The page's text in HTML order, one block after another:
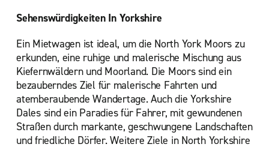
Sehenswürdigkeiten In Yorkshire
Ein Mietwagen ist ideal, um die North York Moors zu
erkunden, eine ruhige und malerische Mischung aus
Kiefernwäldern und Moorland. Die Moors sind ein
bezauberndes Ziel für malerische Fahrten und
atemberaubende Wandertage. Auch die Yorkshire
Dales sind ein Paradies für Fahrer, mit gewundenen
Straßen durch markante, geschwungene Landschaften
und friedliche Dörfer. Weitere Ziele in North Yorkshire